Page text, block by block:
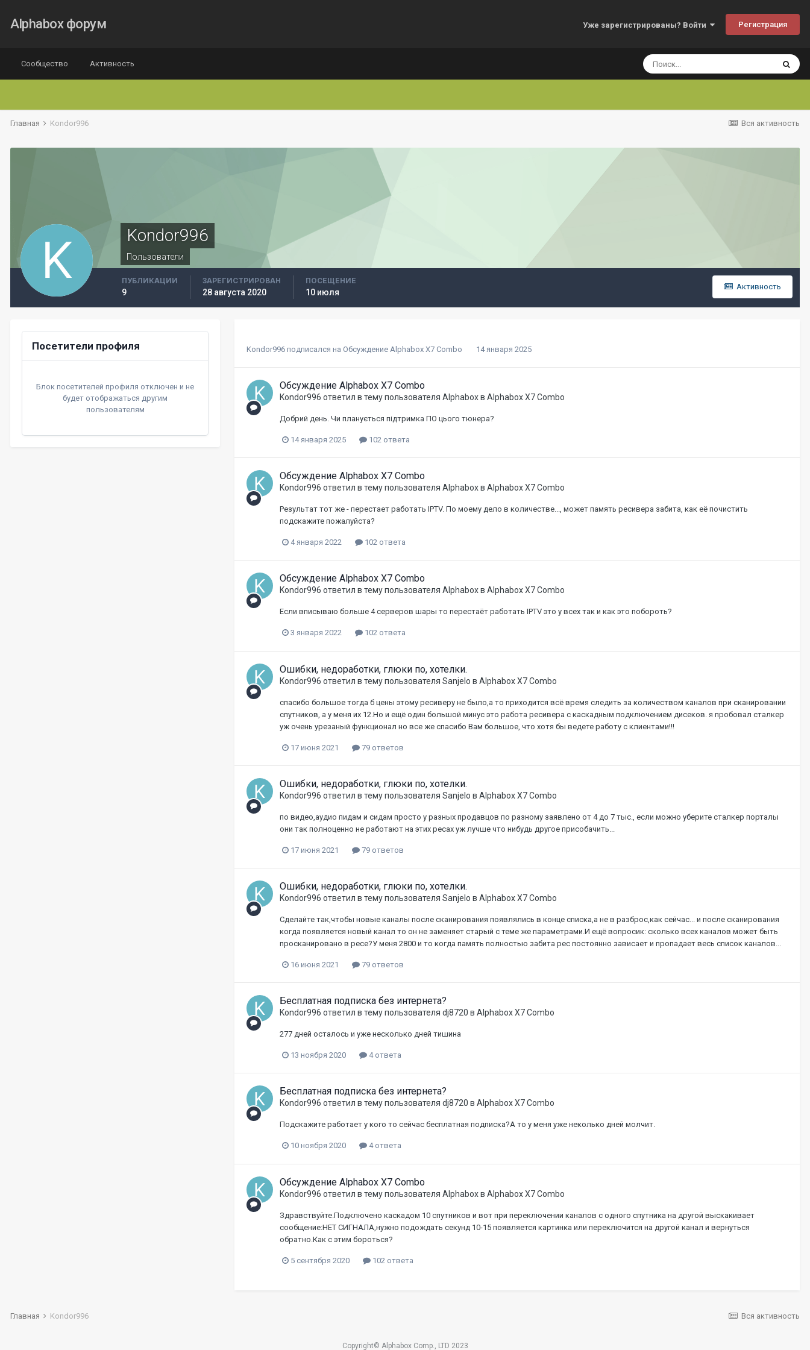
Alphabox форум Уже зарегистрированы? Войти Регистрация
Сообщество Активность
Вся активность
Главная Kondor996
Kondor996
Пользователи
Активность
ПУБЛИКАЦИИ
9
ЗАРЕГИСТРИРОВАН
28 августа 2020
ПОСЕЩЕНИЕ
10 июля
Посетители профиля
Блок посетителей профиля отключен и не
будет отображаться другим
пользователям
Kondor996 подписался на Обсуждение Alphabox X7 Combo 14 января 2025
Обсуждение Alphabox X7 Combo
Kondor996 ответил в тему пользователя Alphaboxв Alphabox X7 Combo
Добрий день. Чи планується підтримка ПО цього тюнера?
14 января 2025 102 ответа
Обсуждение Alphabox X7 Combo
Kondor996 ответил в тему пользователя Alphaboxв Alphabox X7 Combo
Результат тот же - перестает работать IPTV. По моему дело в количестве..., может память ресивера забита, как её почистить
подскажите пожалуйста?
4 января 2022 102 ответа
Обсуждение Alphabox X7 Combo
Kondor996 ответил в тему пользователя Alphaboxв Alphabox X7 Combo
Если вписываю больше 4 серверов шары то перестаёт работать IPTV это у всех так и как это побороть?
3 января 2022 102 ответа
Ошибки, недоработки, глюки по, хотелки.
Kondor996 ответил в тему пользователя Sanjelo в Alphabox X7 Combo
спасибо большое тогда б цены этому ресиверу не было,а то приходится всё время следить за количеством каналов при сканировании
спутников, а у меня их 12.Но и ещё один большой минус это работа ресивера с каскадным подключением дисеков. я пробовал сталкер
уж очень урезаный функционал но все же спасибо Вам большое, что хотя бы ведете работу с клиентами!!!
17 июня 2021 79 ответов
Ошибки, недоработки, глюки по, хотелки.
Kondor996 ответил в тему пользователя Sanjelo в Alphabox X7 Combo
по видео,аудио пидам и сидам просто у разных продавцов по разному заявлено от 4 до 7 тыс., если можно уберите сталкер порталы
они так полноценно не работают на этих ресах уж лучше что нибудь другое присобачить...
17 июня 2021 79 ответов
Ошибки, недоработки, глюки по, хотелки.
Kondor996 ответил в тему пользователя Sanjelo в Alphabox X7 Combo
Сделайте так,чтобы новые каналы после сканирования появлялись в конце списка,а не в разброс,как сейчас... и после сканирования
когда появляется новый канал то он не заменяет старый с теме же параметрами.И ещё вопросик: сколько всех каналов может быть
просканировано в ресе?У меня 2800 и то когда память полностью забита рес постоянно зависает и пропадает весь список каналов...
16 июня 2021 79 ответов
Бесплатная подписка без интернета?
Kondor996 ответил в тему пользователя dj8720 в Alphabox X7 Combo
277 дней осталось и уже несколько дней тишина
13 ноября 2020 4 ответа
Бесплатная подписка без интернета?
Kondor996 ответил в тему пользователя dj8720 в Alphabox X7 Combo
Подскажите работает у кого то сейчас бесплатная подписка?А то у меня уже неколько дней молчит.
10 ноября 2020 4 ответа
Обсуждение Alphabox X7 Combo
Kondor996 ответил в тему пользователя Alphaboxв Alphabox X7 Combo
Здравствуйте.Подключено каскадом 10 спутников и вот при переключении каналов с одного спутника на другой выскакивает
сообщение:НЕТ СИГНАЛА,нужно подождать секунд 10-15 появляется картинка или переключится на другой канал и вернуться
обратно.Как с этим бороться?
5 сентября 2020 102 ответа
Вся активность
Главная Kondor996
Copyright© Alphabox Comp., LTD 2023